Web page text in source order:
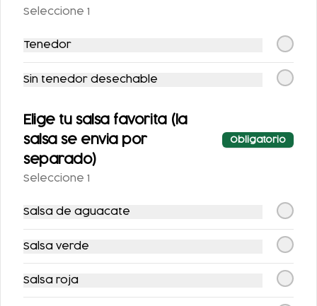
$25.00
Postres
Seleccione 1
Tenedor
Sin tenedor desechable
Elige tu salsa favorita (la
salsa se envia por
separado)
Obligatorio
Seleccione 1
Salsa de aguacate
Salsa verde
Salsa roja